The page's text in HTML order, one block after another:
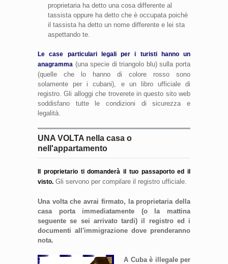
proprietaria ha detto una cosa differente al
tassista oppure ha detto che è occupata poichè
il tassista ha detto un nome differente e lei sta
aspettando te.
Le case particulari legali per i turisti hanno un
anagramma (una specie di triangolo blu) sulla porta
(quelle che lo hanno di colore rosso sono
solamente per i cubani), e un libro ufficiale di
registro. Gli alloggi che troverete in questo sito web
soddisfano tutte le condizioni di sicurezza e
legalità.
UNA VOLTA nella casa o
nell'appartamento
Il proprietario ti domanderà il tuo passaporto ed il
visto. Gli servono per compilare il registro ufficiale.
Una volta che avrai firmato, la proprietaria della
casa porta immediatamente (o la mattina
seguente se sei arrivato tardi) il registro ed i
documenti all'immigrazione dove prenderanno
nota.
A Cuba è illegale per